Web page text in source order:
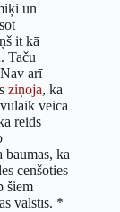
un
it kā
Taču
arī
ziņoja, ka
veica
reids
ka
cenšoties
šiem
valstīs. *